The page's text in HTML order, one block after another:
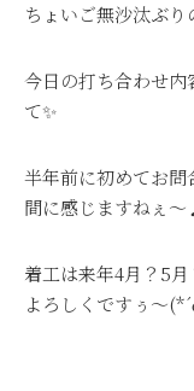
ちょいご無沙汰ぶ
今日の打ち合わせ
て✨
半年前に初めてお問
間に感じますねぇ～
着工は来年4月？5月
よろしくですぅ～